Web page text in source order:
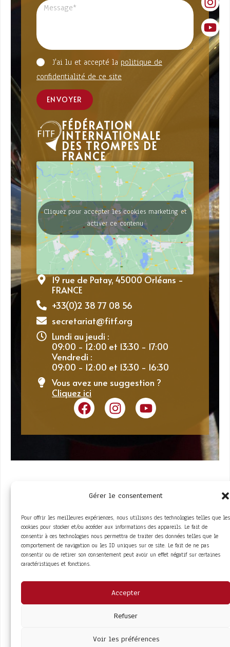
Gérer le consentement
Pour offrir les meilleures expériences, nous utilisons des technologies telles que les
cookies pour stocker et/ou accéder aux informations des appareils. Le fait de
consentir à ces technologies nous permettra de traiter des données telles que le
comportement de navigation ou les ID uniques sur ce site. Le fait de ne pas
consentir ou de retirer son consentement peut avoir un effet négatif sur certaines
caractéristiques et fonctions.
Accepter
Refuser
Voir les préférences
J'ai lu et accepté la politique de
confidentialité de ce site
ENVOYER
FÉDÉRATION
INTERNATIONALE
DES TROMPES DE
FRANCE
Cliquez pour accepter les cookies marketing et
activer ce contenu
19 rue de Patay, 45000 Orléans -
FRANCE
+33(0)2 38 77 08 56
secretariat@fitf.org
Lundi au jeudi :
09:00 - 12:00 et 13:30 - 17:00
Vendredi :
09:00 - 12:00 et 13:30 - 16:30
Vous avez une suggestion ?
Cliquez ici
ACCÈS RAPIDE
La Trompe
La FITF
Agenda
Partenaires
Espace adhérent
Conditions Générales de Vente